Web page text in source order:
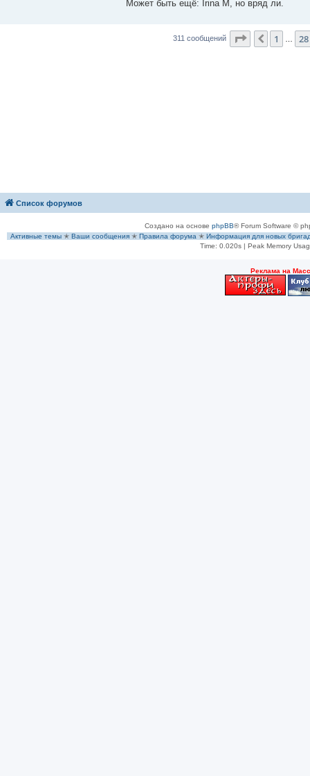
Может быть ещё: Irina M, но вряд ли.
311 сообщений Страница 31
Пред.
1 28
Список форумов
Создано на основе phpBB® Forum Software ©
Активные темы ✭ Ваши сообщения ✭ Правила форума ✭ Информация для новых
Time: 0.020s| Peak Memory
Рeклама на